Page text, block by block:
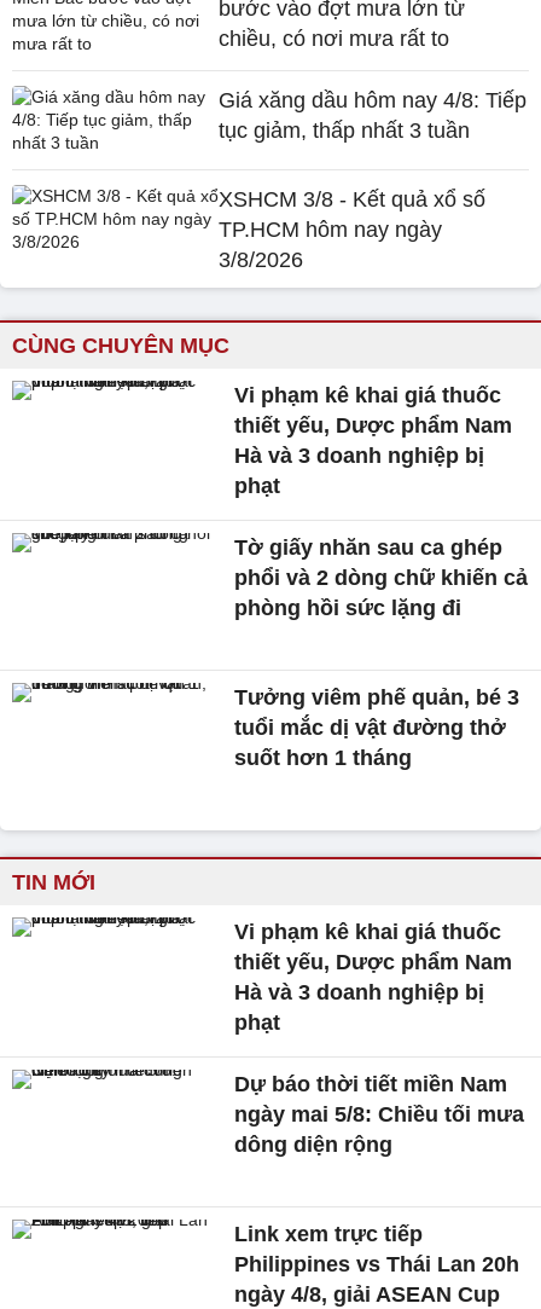
bước vào đợt mưa lớn từ
chiều, có nơi mưa rất to
Giá xăng dầu hôm nay 4/8: Tiếp
tục giảm, thấp nhất 3 tuần
XSHCM 3/8 - Kết quả xổ số
TP.HCM hôm nay ngày
3/8/2026
CÙNG CHUYÊN MỤC
Vi phạm kê khai giá thuốc
thiết yếu, Dược phẩm Nam
Hà và 3 doanh nghiệp bị
phạt
Tờ giấy nhăn sau ca ghép
phổi và 2 dòng chữ khiến cả
phòng hồi sức lặng đi
Tưởng viêm phế quản, bé 3
tuổi mắc dị vật đường thở
suốt hơn 1 tháng
TIN MỚI
Vi phạm kê khai giá thuốc
thiết yếu, Dược phẩm Nam
Hà và 3 doanh nghiệp bị
phạt
Dự báo thời tiết miền Nam
ngày mai 5/8: Chiều tối mưa
dông diện rộng
Link xem trực tiếp
Philippines vs Thái Lan 20h
ngày 4/8, giải ASEAN Cup